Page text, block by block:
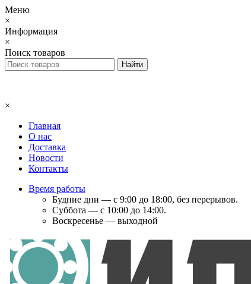
Меню
×
Информация
×
Поиск товаров
×
Главная
О нас
Доставка
Новости
Контакты
Время работы
Будние дни — с 9:00 до 18:00, без перерывов.
Суббота — с 10:00 до 14:00.
Воскресенье — выходной